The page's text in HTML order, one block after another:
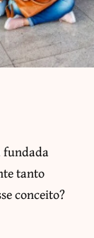
fundada
tanto
conceito?